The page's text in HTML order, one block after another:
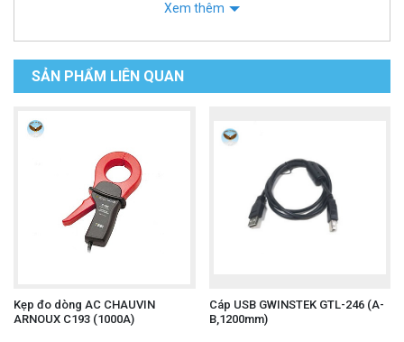
một khoảng cách nhất định với điểm đo điện áp cao.
Các đặc điểm nổi bật và thông số kỹ
thuật chính
Loại phụ kiện:
Bộ dây đo (Test Lead Set) với công
Thành phần đi kèm:
Xem thêm
SẢN PHẨM LIÊN QUAN
Kẹp đo dòng AC CHAUVIN
ARNOUX C193 (1000A)
Cáp USB GWINSTEK GTL-246 (A-
B,1200mm)